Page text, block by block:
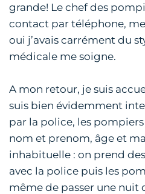
grande! Le chef des
contact par téléphone,
oui j’avais carrément du
médicale me soigne.
A mon retour, je suis
suis bien évidemment
par la police, les
nom et prenom, âge et
inhabituelle : on prend
avec la police puis les
même de passer une nuit